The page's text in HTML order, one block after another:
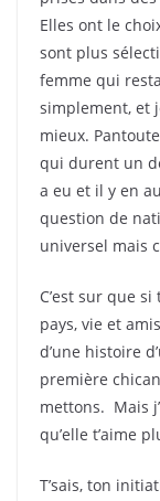
Elles ont le
sont plus
femme qui
simplement, et
mieux.
qui durent un
a eu et il y en
question de
universel mais
C’est sur que
pays, vie et
d’une histoire
première
mettons. Mais
qu’elle t’aime
T’sais, ton